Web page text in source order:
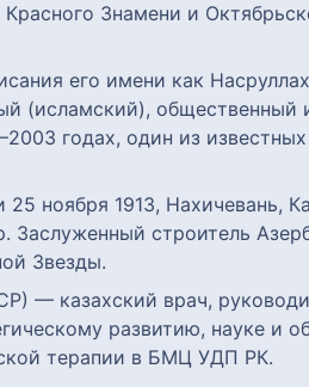
Знамени и
его имени как
(исламский), общественный
годах, один из известных
ноября 1913, Нахичевань,
Заслуженный строитель
Звезды.
— казахский врач,
развитию, науке и
терапии в БМЦ УДП РК.